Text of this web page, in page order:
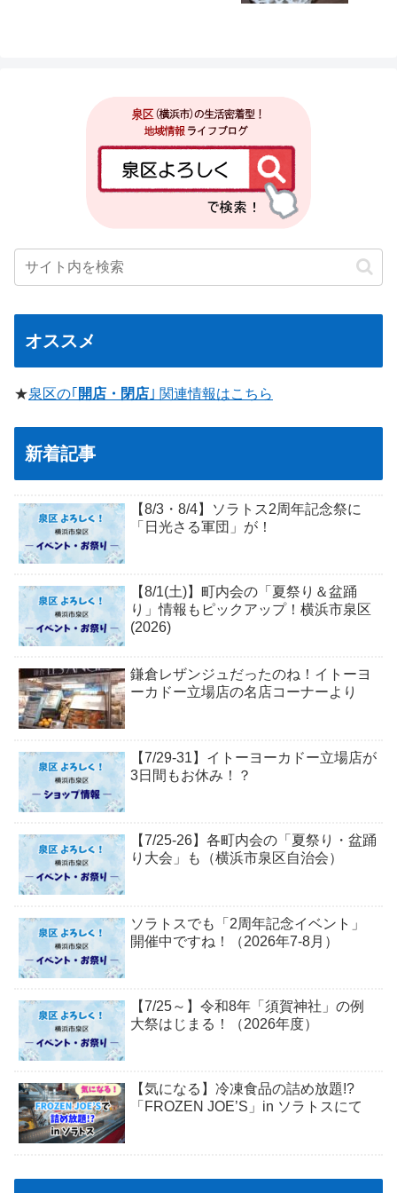
オススメ
★泉区の｢ 開店・閉店 ｣ 関連情報はこちら
新着記事
【8/3・8/4】ソラトス2周年記念祭に
「日光さる軍団」が！
【8/1(土)】町内会の「夏祭り＆盆踊
り」情報もピックアップ！横浜市泉区
(2026)
鎌倉レザンジュだったのね！イトーヨ
ーカドー立場店の名店コーナーより
【7/29-31】イトーヨーカドー立場店が
3日間もお休み！？
【7/25-26】各町内会の「夏祭り・盆踊
り大会」も（横浜市泉区自治会）
ソラトスでも「2周年記念イベント」
開催中ですね！（2026年7-8月）
【7/25～】令和8年「須賀神社」の例
大祭はじまる！（2026年度）
【気になる】冷凍食品の詰め放題!?
「FROZEN JOE’S」in ソラトスにて